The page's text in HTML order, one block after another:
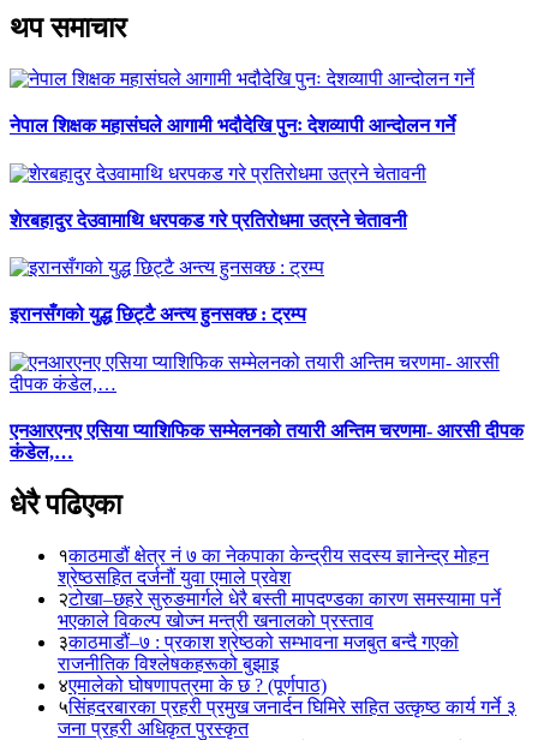
थप समाचार
नेपाल शिक्षक महासंघले आगामी भदौदेखि पुनः देशव्यापी आन्दोलन गर्ने
शेरबहादुर देउवामाथि धरपकड गरे प्रतिरोधमा उत्रने चेतावनी
इरानसँगको युद्ध छिट्टै अन्त्य हुनसक्छ : ट्रम्प
एनआरएनए एसिया प्याशिफिक सम्मेलनको तयारी अन्तिम चरणमा- आरसी दीपक
कंडेल,…
धेरै पढिएका
१काठमाडौं क्षेत्र नं ७ का नेकपाका केन्द्रीय सदस्य ज्ञानेन्द्र मोहन
श्रेष्ठसहित दर्जनौं युवा एमाले प्रवेश
२टोखा–छहरे सुरुङमार्गले धेरै बस्ती मापदण्डका कारण समस्यामा पर्ने
भएकाले विकल्प खोज्न मन्त्री खनालको प्रस्ताव
३काठमाडौं–७ : प्रकाश श्रेष्ठको सम्भावना मजबुत बन्दै गएको
राजनीतिक विश्लेषकहरूको बुझाइ
४एमालेको घोषणापत्रमा के छ ? (पूर्णपाठ)
५सिंहदरबारका प्रहरी प्रमुख जनार्दन घिमिरे सहित उत्कृष्ठ कार्य गर्ने ३
जना प्रहरी अधिकृत पुरस्कृत